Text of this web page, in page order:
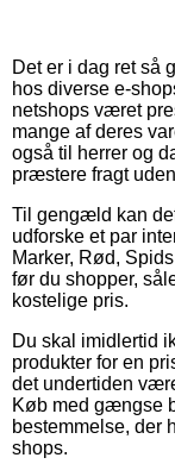
Det er i dag ret så
hos diverse e-
netshops været
mange af deres
også til herrer og
præstere fragt
Til gengæld kan
udforske et par
Marker, Rød,
før du shopper,
kostelige pris.
Du skal imidlertid
produkter for en
det undertiden
Køb med gængse
bestemmelse, der
shops.